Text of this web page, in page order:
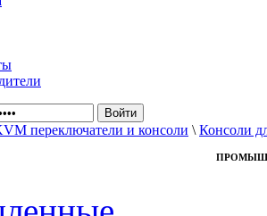
переключатели и консоли \ Консоли